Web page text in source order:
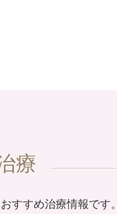
療
すすめ治療情報です。